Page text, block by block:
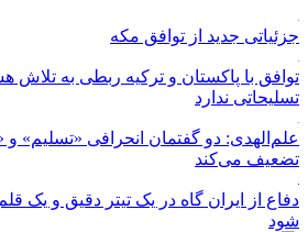
جزئیاتی جدید از توافق مکه
توافق با پاکستان و ترکیه ربطی به تلاش
تسلیحاتی ندارد
علم‌الهدی: دو گفتمان انحرافی «تسلیم» و
تضعیف می‌کند
دفاع از ایران گاه در یک تیتر دقیق و یک
شود